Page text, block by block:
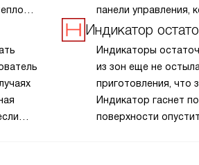
панели управления,
повторить
Индикатор
Индикаторы
из зон еще не
приготовления, что
Индикатор гаснет
поверхности